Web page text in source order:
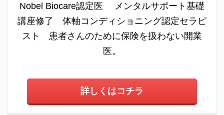
Nobel Biocare認定医 メンタルサポート基礎
講座修了 体軸コンディショニング認定セラピ
スト 患者さんのために保険を扱わない開業
医。
詳しくはコチラ